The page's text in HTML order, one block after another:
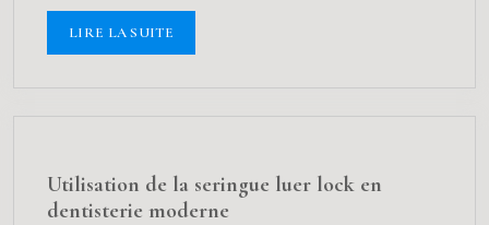
LIRE LA SUITE
Utilisation de la seringue luer lock en
dentisterie moderne